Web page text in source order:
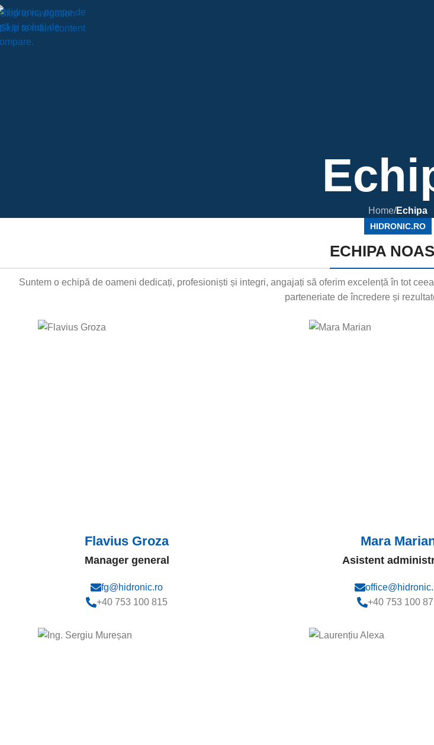
Skip to navigation
Skip to main content
Home/Echipa
HIDRONIC.RO
ECHIPA
Suntem o echipă de oameni dedicați, profesioniști și integri, angajați să oferim excelență în tot
parteneriate de încredere și
Flavius Groza
Manager general
fg@hidronic.ro
+40 753 100 815
Mara
Asistent
+40 753 100